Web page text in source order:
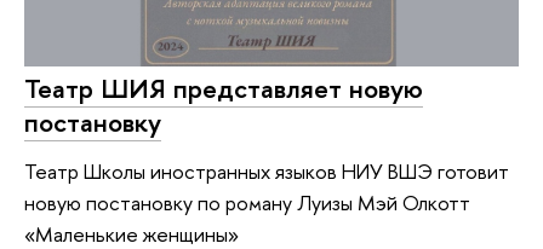
Театр ШИЯ представляет новую
постановку
Театр Школы иностранных языков НИУ ВШЭ готовит
новую постановку по роману Луизы Мэй Олкотт
«Маленькие женщины»